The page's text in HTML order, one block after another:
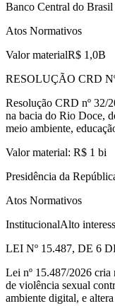
Banco Central do
Atos Normativos
Valor materialR$ 1,0B
RESOLUÇÃO CRD
Resolução CRD nº 32/
na bacia do Rio Doce,
meio ambiente,
Valor material: R$ 1 bi
Presidência da
Atos Normativos
InstitucionalAlto
LEI Nº 15.487, DE 6
Lei nº 15.487/2026 cria
de violência sexual
ambiente digital, e